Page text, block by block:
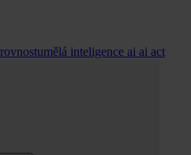
rovnostumělá inteligence ai ai act